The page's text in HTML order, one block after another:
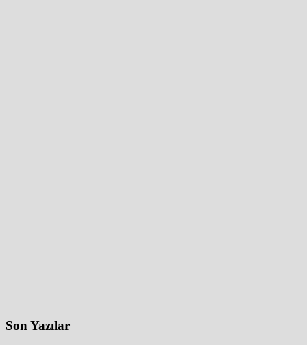
Son Yazılar